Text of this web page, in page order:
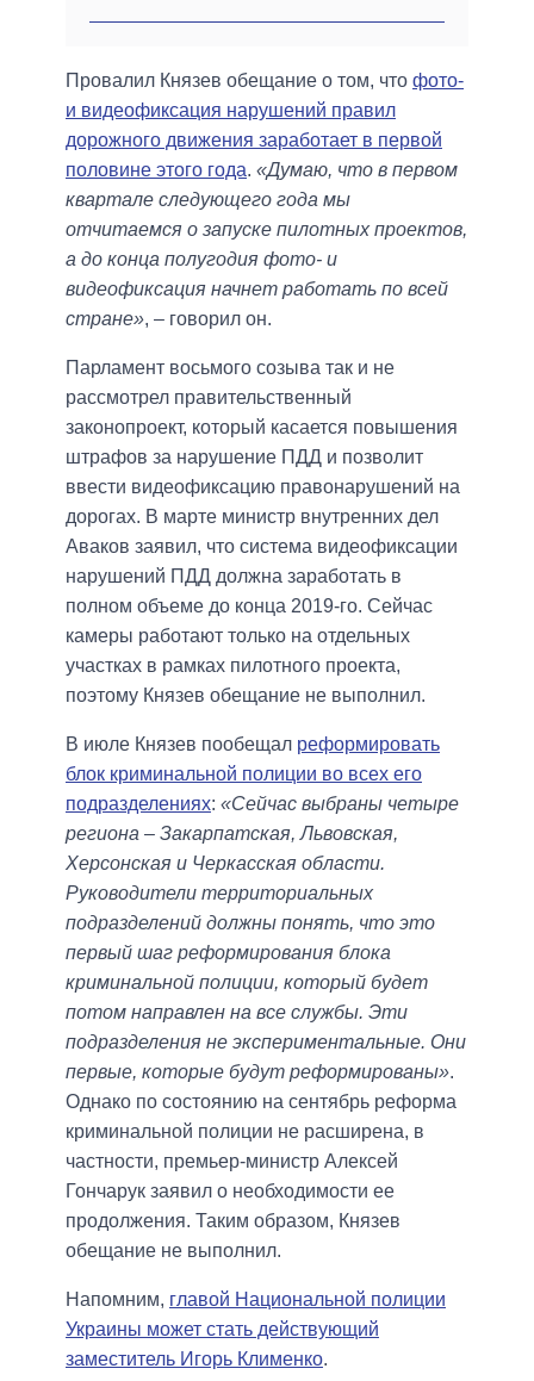
Провалил Князев обещание о том, что фото-
и видеофиксация нарушений правил
дорожного движения заработает в первой
половине этого года. «Думаю, что в первом
квартале следующего года мы
отчитаемся о запуске пилотных проектов,
а до конца полугодия фото- и
видеофиксация начнет работать по всей
стране», – говорил он.
Парламент восьмого созыва так и не
рассмотрел правительственный
законопроект, который касается повышения
штрафов за нарушение ПДД и позволит
ввести видеофиксацию правонарушений на
дорогах. В марте министр внутренних дел
Аваков заявил, что система видеофиксации
нарушений ПДД должна заработать в
полном объеме до конца 2019-го. Сейчас
камеры работают только на отдельных
участках в рамках пилотного проекта,
поэтому Князев обещание не выполнил.
В июле Князев пообещал реформировать
блок криминальной полиции во всех его
подразделениях: «Сейчас выбраны четыре
региона – Закарпатская, Львовская,
Херсонская и Черкасская области.
Руководители территориальных
подразделений должны понять, что это
первый шаг реформирования блока
криминальной полиции, который будет
потом направлен на все службы. Эти
подразделения не экспериментальные. Они
первые, которые будут реформированы».
Однако по состоянию на сентябрь реформа
криминальной полиции не расширена, в
частности, премьер-министр Алексей
Гончарук заявил о необходимости ее
продолжения. Таким образом, Князев
обещание не выполнил.
Напомним, главой Национальной полиции
Украины может стать действующий
заместитель Игорь Клименко.